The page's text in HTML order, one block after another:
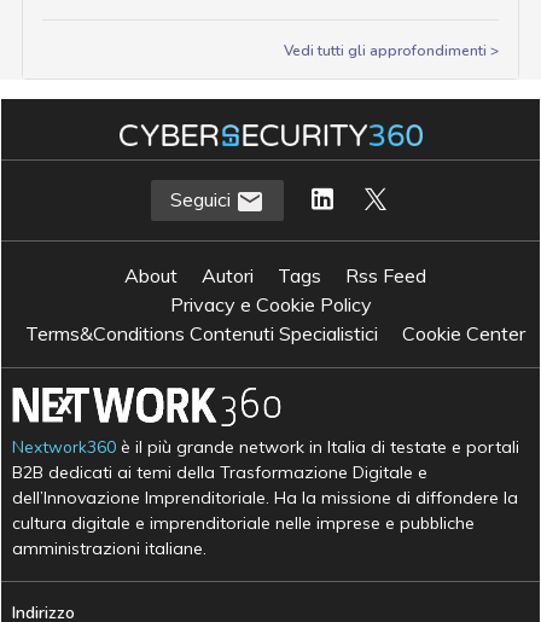
Vedi tutti gli approfondimenti >
Seguici
About Autori Tags
Rss Feed
Privacy e Cookie Policy
Terms&Conditions Contenuti Specialistici
Cookie Center
Nextwork360 è il più grande network in Italia di testate e portali
B2B dedicati ai temi della Trasformazione Digitale e
dell’Innovazione Imprenditoriale. Ha la missione di diffondere la
cultura digitale e imprenditoriale nelle imprese e pubbliche
amministrazioni italiane.
Indirizzo